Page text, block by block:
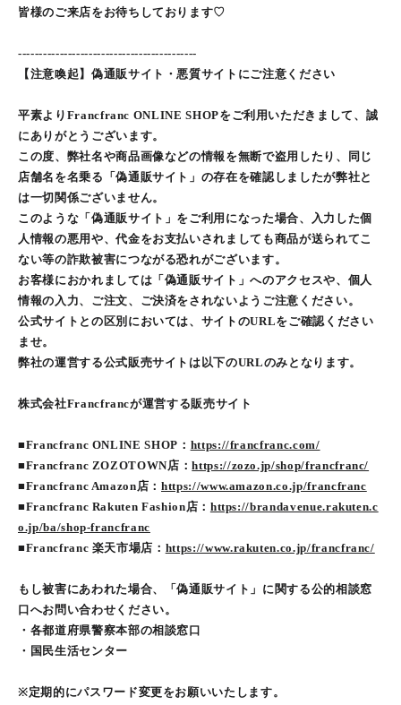
皆様のご来店をお待ちしております♡
-------------------------------------------
【注意喚起】偽通販サイト・悪質サイトにご注意ください
平素よりFrancfranc ONLINE SHOPをご利用いただきまして、誠
にありがとうございます。
この度、弊社名や商品画像などの情報を無断で盗用したり、同じ
店舗名を名乗る「偽通販サイト」の存在を確認しましたが弊社と
は一切関係ございません。
このような「偽通販サイト」をご利用になった場合、入力した個
人情報の悪用や、代金をお支払いされましても商品が送られてこ
ない等の詐欺被害につながる恐れがございます。
お客様におかれましては「偽通販サイト」へのアクセスや、個人
情報の入力、ご注文、ご決済をされないようご注意ください。
公式サイトとの区別においては、サイトのURLをご確認ください
ませ。
弊社の運営する公式販売サイトは以下のURLのみとなります。
株式会社Francfrancが運営する販売サイト
■Francfranc ONLINE SHOP： https://francfranc.com/
■Francfranc ZOZOTOWN店：https://zozo.jp/shop/francfranc/
■Francfranc Amazon店：https://www.amazon.co.jp/francfranc
■Francfranc Rakuten Fashion店： https://brandavenue.rakuten.c
o.jp/ba/shop-francfranc
■Francfranc 楽天市場店： https://www.rakuten.co.jp/francfranc/
もし被害にあわれた場合、「偽通販サイト」に関する公的相談窓
口へお問い合わせください。
・各都道府県警察本部の相談窓口
・国民生活センター
※定期的にパスワード変更をお願いいたします。